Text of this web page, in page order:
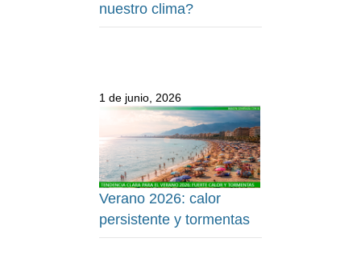
nuestro clima?
1 de junio, 2026
Verano 2026: calor
persistente y tormentas